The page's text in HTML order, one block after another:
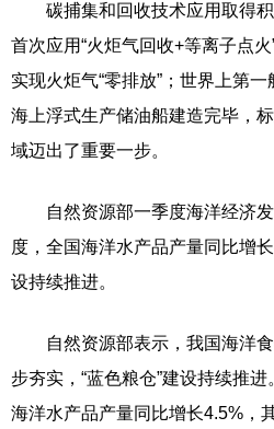
碳捕集和回收技术应用取得积
首次应用“火炬气回收+等离子点
实现火炬气“零排放”；世界上第
海上浮式生产储油船建造完毕，
域迈出了重要一步。
自然资源部一季度海洋经济发
度，全国海洋水产品产量同比增
设持续推进。
自然资源部表示，我国海洋食
步夯实，“蓝色粮仓”建设持续推
海洋水产品产量同比增长4.5%，